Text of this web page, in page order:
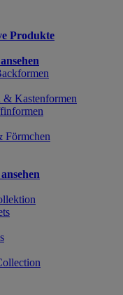
Produkte
Kastenformen
Förmchen